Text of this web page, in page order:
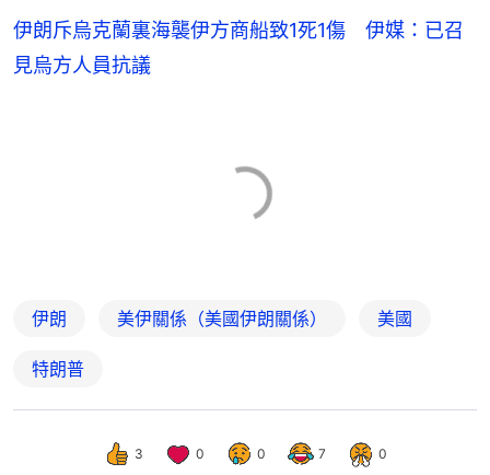
伊朗斥烏克蘭裏海襲伊方商船致1死1傷 伊媒：已召
見烏方人員抗議
伊朗 美伊關係（美國伊朗關係） 美國
特朗普
3 0 0 7 0